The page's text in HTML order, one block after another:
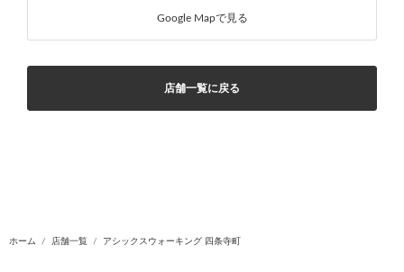
Google Mapで見る
店舗一覧に戻る
ホーム 店舗一覧 アシックスウォーキング 四条寺町